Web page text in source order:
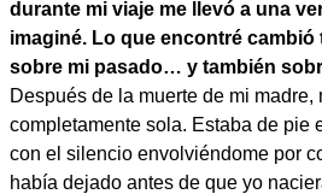
durante mi viaje me llevó a una
imaginé. Lo que encontré
sobre mi pasado… y también
Después de la muerte de mi madre,
completamente sola. Estaba de pie
con el silencio envolviéndome por
había dejado antes de que yo